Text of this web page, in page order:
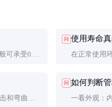
可承受0.1-
问 使用寿命
在正常使用
受施工质量
和弯曲。
问 如何判断
一看外观：